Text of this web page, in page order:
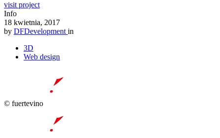
visit project
Info
18 kwietnia, 2017
by DFDevelopmentin
3D
Web design
© fuertevino